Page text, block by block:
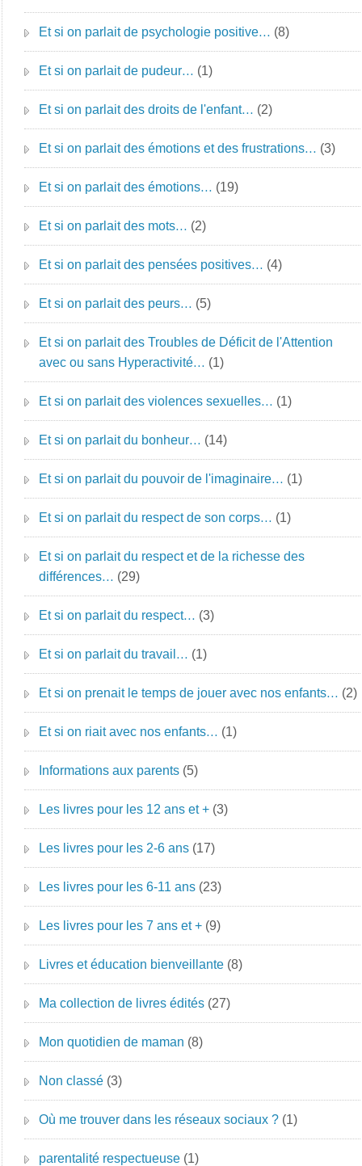
Et si on parlait de psychologie positive… (8)
Et si on parlait de pudeur… (1)
Et si on parlait des droits de l'enfant… (2)
Et si on parlait des émotions et des frustrations… (3)
Et si on parlait des émotions… (19)
Et si on parlait des mots… (2)
Et si on parlait des pensées positives… (4)
Et si on parlait des peurs… (5)
Et si on parlait des Troubles de Déficit de l'Attention
avec ou sans Hyperactivité… (1)
Et si on parlait des violences sexuelles… (1)
Et si on parlait du bonheur… (14)
Et si on parlait du pouvoir de l'imaginaire… (1)
Et si on parlait du respect de son corps… (1)
Et si on parlait du respect et de la richesse des
différences… (29)
Et si on parlait du respect… (3)
Et si on parlait du travail… (1)
Et si on prenait le temps de jouer avec nos enfants… (2)
Et si on riait avec nos enfants… (1)
Informations aux parents (5)
Les livres pour les 12 ans et + (3)
Les livres pour les 2-6 ans (17)
Les livres pour les 6-11 ans (23)
Les livres pour les 7 ans et + (9)
Livres et éducation bienveillante (8)
Ma collection de livres édités (27)
Mon quotidien de maman (8)
Non classé (3)
Où me trouver dans les réseaux sociaux ? (1)
parentalité respectueuse (1)